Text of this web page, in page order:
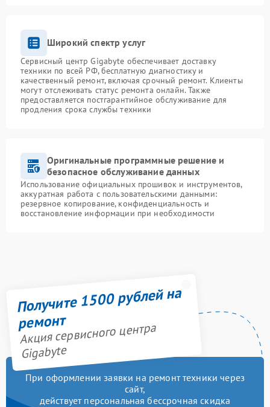
Широкий спектр услуг
Сервисный центр Gigabyte обеспечивает доставку
техники по всей РФ, бесплатную диагностику и
качественный ремонт, включая срочный ремонт. Клиенты
могут отслеживать статус ремонта онлайн. Также
предоставляется постгарантийное обслуживание для
продления срока службы техники
Оригинальные программные решение и
безопасное обслуживание данных
Использование официальных прошивок и инструментов,
аккуратная работа с пользовательскими данными:
резервное копирование, конфиденциальность и
восстановление информации при необходимости
Получите 1500 рублей на
ремонт
Акция сервисного центра
Gigabyte
При оформлении заявки на ремонт техники через
сайт,
действует персональная бессрочная скидка